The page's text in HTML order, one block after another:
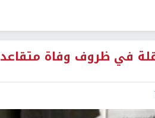
في ظروف وفاة متقاعد